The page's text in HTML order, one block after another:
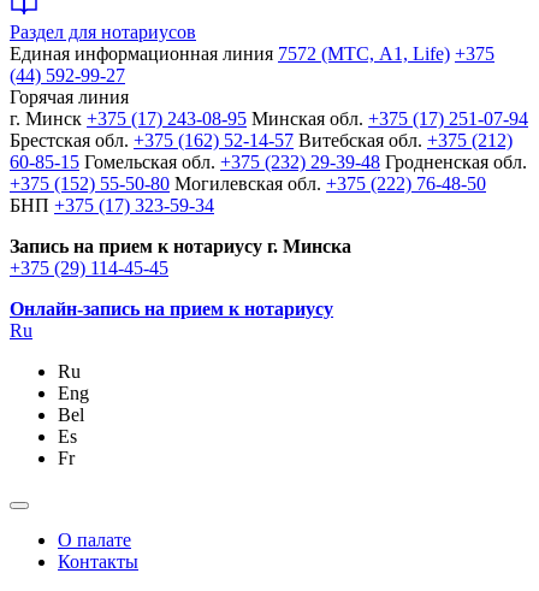
Раздел для нотариусов
Единая информационная линия 7572 (МТС, A1, Life) +375
(44) 592-99-27
Горячая линия
г. Минск +375 (17) 243-08-95 Минская обл. +375 (17) 251-07-94
Брестская обл. +375 (162) 52-14-57 Витебская обл. +375 (212)
60-85-15 Гомельская обл. +375 (232) 29-39-48 Гродненская обл.
+375 (152) 55-50-80 Могилевская обл. +375 (222) 76-48-50
БНП +375 (17) 323-59-34
Запись на прием к нотариусу г. Минска
+375 (29) 114-45-45
Онлайн-запись на прием к нотариусу
Ru
Ru
Eng
Bel
Es
Fr
О палате
Контакты